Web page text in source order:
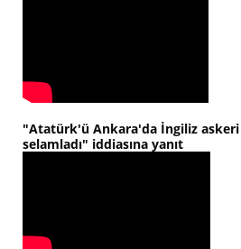
"Atatürk'ü Ankara'da İngiliz askeri
selamladı" iddiasına yanıt